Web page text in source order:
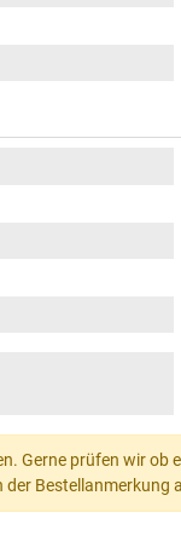
Gerne prüfen wir
der Bestellanmerkung